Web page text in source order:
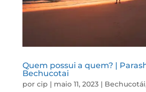
Quem possui a quem? |
Bechucotai
por cip | maio 11, 2023| Bechucotái